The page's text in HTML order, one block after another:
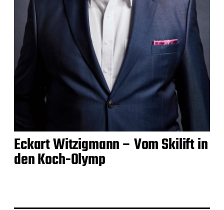
Eckart Witzigmann – Vom Skilift in
den Koch-Olymp